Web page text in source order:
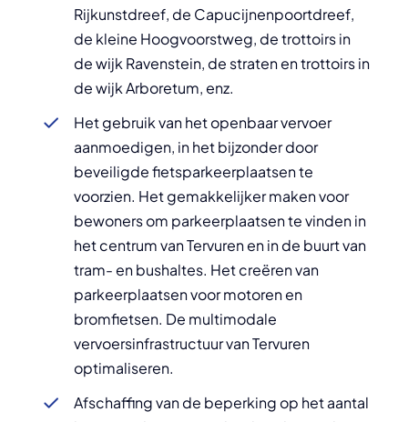
Rijkunstdreef, de Capucijnenpoortdreef,
de kleine Hoogvoorstweg, de trottoirs in
de wijk Ravenstein, de straten en trottoirs in
de wijk Arboretum, enz.
Het gebruik van het openbaar vervoer
aanmoedigen, in het bijzonder door
beveiligde fietsparkeerplaatsen te
voorzien. Het gemakkelijker maken voor
bewoners om parkeerplaatsen te vinden in
het centrum van Tervuren en in de buurt van
tram- en bushaltes. Het creëren van
parkeerplaatsen voor motoren en
bromfietsen. De multimodale
vervoersinfrastructuur van Tervuren
optimaliseren.
Afschaffing van de beperking op het aantal